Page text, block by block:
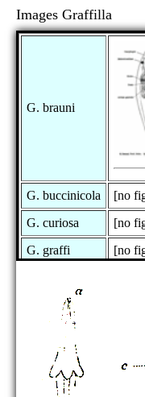
Images
G. brauni
G. buccinicola
[no
G. curiosa
[no
G. graffi
[no
G. muricicola